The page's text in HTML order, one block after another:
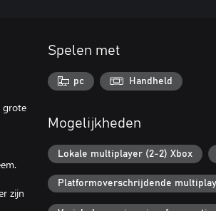
grote
zijn
Spelen met
pc Handheld
Mogelijkheden
Lokale multiplayer (2-2) Xbox
Platformoverschrijdende